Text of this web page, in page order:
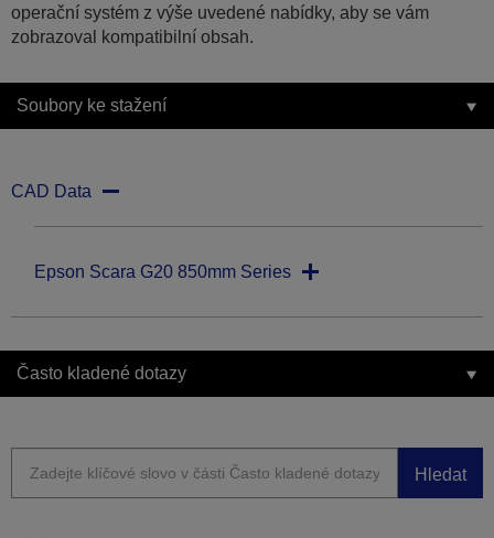
operační systém z výše uvedené nabídky, aby se vám
zobrazoval kompatibilní obsah.
Soubory ke stažení
CAD Data
Epson Scara G20 850mm Series
Často kladené dotazy
Hledat